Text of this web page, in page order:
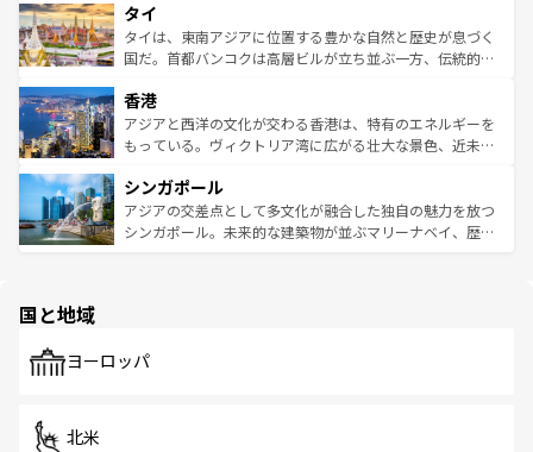
リティに包まれながら、韓国の多彩な魅力を心ゆくまで味
わってみてほしい。 なお、新着の韓国情報はコンテンツ一
覧を参照してほしい。
急速な発展と共に伝統が息づく。ハノイの古い町並みやホ
ーチミン市のフランス統治時代の建物も、独特の雰囲気を
醸し出している。また、バラエティの豊かさとおいしさで
とつ。フォーやバインミー、ベトナムコーヒーなどは、ぜ
ひ現地で味わいたい。どの地域を訪れてもあたたかい人々
が旅行者を迎えてくれるので、きっと忘れられない旅にな
参照してほしい。
タイ
タイは、東南アジアに位置する豊かな自然と歴史が息づく
国だ。首都バンコクは高層ビルが立ち並ぶ一方、伝統的な
の活気が交差している。北部ではチェンマイなどの山岳地
帯で自然と触れ合い、南部ではプーケットやクラビの美し
いビーチでリゾート気分を楽しむことができる。タイ料理
激する。気候は一年中温暖で、どの季節にも異なる楽しみ
が待っている。親しみやすいタイの人々、仏教を中心とし
た文化、そして多様な観光資源が、訪れる旅人を魅了し続
香港
アジアと西洋の文化が交わる香港は、特有のエネルギーを
もっている。ヴィクトリア湾に広がる壮大な景色、近未来
み、どこを訪れても感動するはず。観光スポットが密集し
ており、効率よく見どころを回れるのも魅力。息をのむよ
うな絶景から文化的な体験まで、香港を存分に楽しみ尽く
シンガポール
アジアの交差点として多文化が融合した独自の魅力を放つ
シンガポール。未来的な建築物が並ぶマリーナベイ、歴史
で、ホーカーズは地元の風情を楽しめる外せないスポット
国と地域
ヨーロッパ
北米